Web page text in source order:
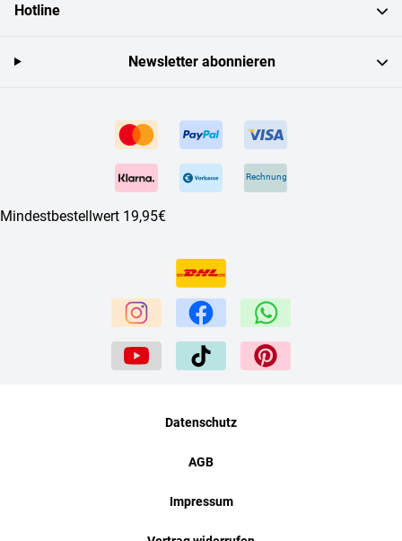
Hotline
Rechnung
Mindestbestellwert 19,95€
Newsletter abonnieren
Datenschutz
AGB
Impressum